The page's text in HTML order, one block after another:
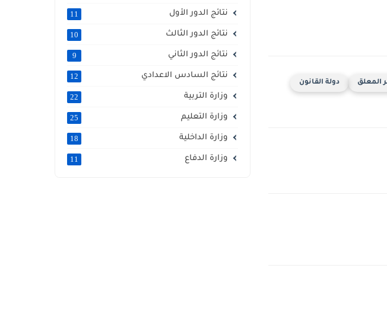
المعلق دولة القانون
نتائج الدور الأول 11
نتائج الدور الثالث 10
نتائج الدور الثاني 9
نتائج السادس الاعدادي 12
وزارة التربية 22
وزارة التعليم 25
وزارة الداخلية 18
وزارة الدفاع 11